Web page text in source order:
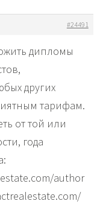
#24491
дипломы
других
тарифам.
от той или
года
author